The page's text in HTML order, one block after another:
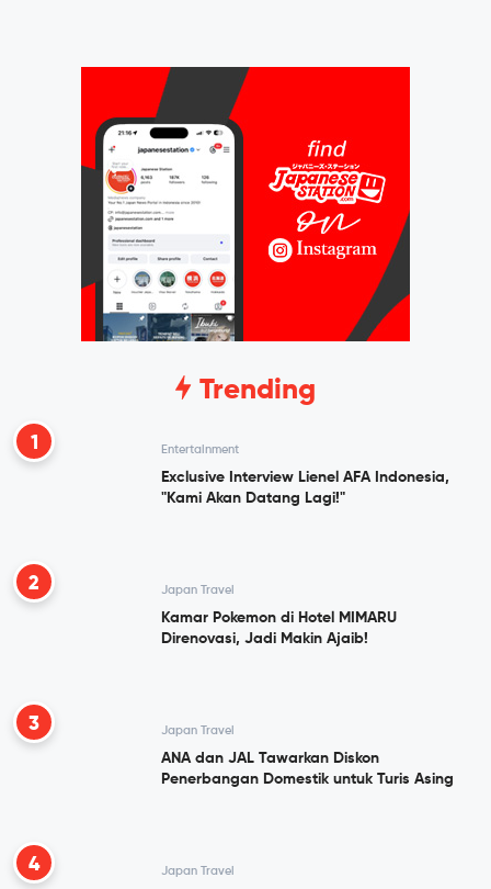
Trending
1 Entertainment
Exclusive Interview Lienel AFA Indonesia,
"Kami Akan Datang Lagi!"
2 Japan Travel
Kamar Pokemon di Hotel MIMARU
Direnovasi, Jadi Makin Ajaib!
3 Japan Travel
ANA dan JAL Tawarkan Diskon
Penerbangan Domestik untuk Turis Asing
4 Japan Travel